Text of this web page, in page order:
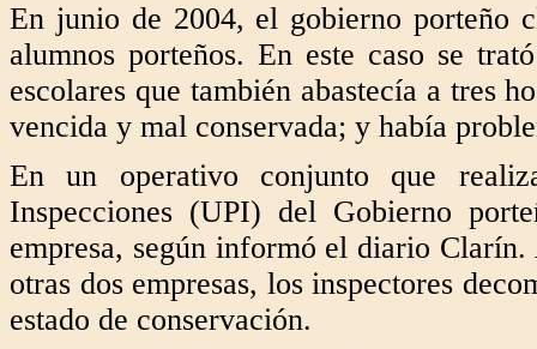
En junio de 2004, el gobierno porteño
alumnos porteños. En este caso se
escolares que también abastecía a tres
vencida y mal conservada; y había
En un operativo conjunto que
Inspecciones (UPI) del Gobierno
empresa, según informó el diario
otras dos empresas, los inspectores
estado de conservación.